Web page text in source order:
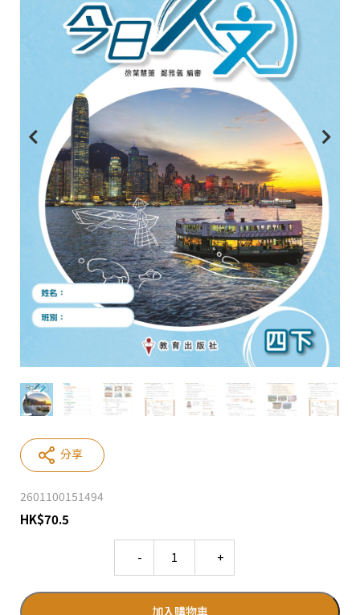
2601100151494
HK$70.5
加入購物車
分享